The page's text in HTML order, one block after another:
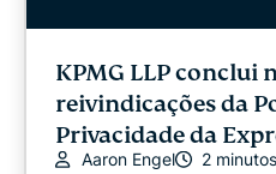
KPMG LLP conclui
reivindicações da
Privacidade da
Aaron Engel 2 minutos